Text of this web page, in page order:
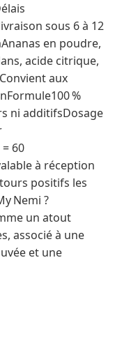
sous 6 à 12
en poudre,
acide citrique,
aux
%
ni additifsDosage
60
à réception
positifs les
Nemi ?
un atout
associé à une
et une